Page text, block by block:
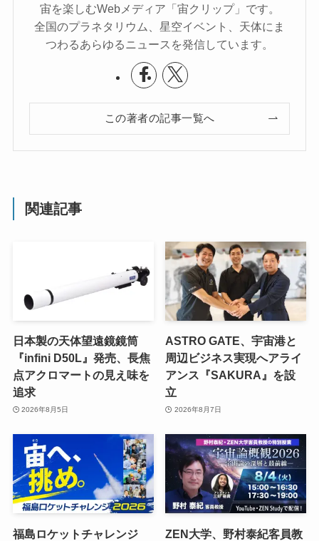
宙を楽しむWebメディア「宙クリップ」です。
全国のプラネタリウム、星空イベント、天体にま
つわるあらゆるニュースを発信しています。
この著者の記事一覧へ
関連記事
日本製の天体望遠鏡鏡筒
『infini D50L』発売、長焦
点アクロマートの見え味を
追求
2026年8月5日
ASTRO GATE、宇宙港と
周辺ビジネス実現へアライ
アンス『SAKURA』を設
立
2026年8月7日
福島ロケットチャレンジ
ZEN大学、野村泰紀客員教